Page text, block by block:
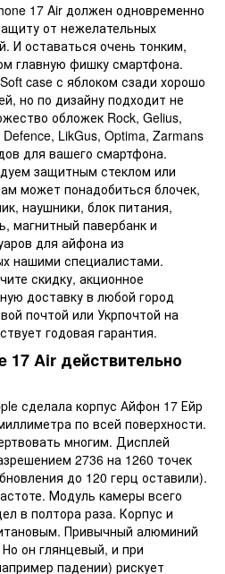
17 Air должен одновременно
от нежелательных
И оставаться очень тонким,
главную фишку смартфона.
case с яблоком сзади хорошо
но по дизайну подходит не
обложек Rock, Gelius,
LikGus, Optima, Zarmans
для вашего смартфона.
защитным стеклом или
может понадобиться блочек,
наушники, блок питания,
магнитный павербанк и
для айфона из
нашими специалистами.
скидку, акционное
доставку в любой город
почтой или Укрпочтой на
годовая гарантия.
17 Air действительно
сделала корпус Айфон 17 Ейр
по всей поверхности.
многим. Дисплей
2736 на 1260 точек
до 120 герц оставили).
Модуль камеры всего
в полтора раза. Корпус и
Привычный алюминий
он глянцевый, и при
падении) рискует